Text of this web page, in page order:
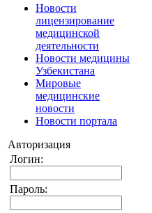
Новости
лицензирование
медицинской
деятельности
Новости медицины
Узбекистана
Мировые
медицинские
новости
Новости портала
Авторизация
Логин:
Пароль: